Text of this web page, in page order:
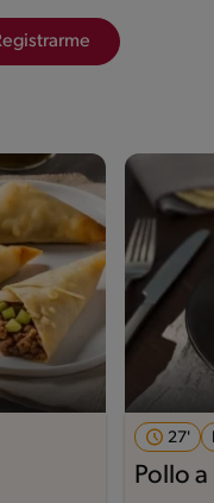
27'
Pollo